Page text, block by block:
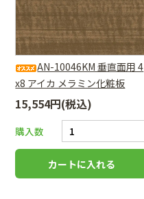
AN-10046KM 垂直面用 4
x8 アイカ メラミン化粧板
15,554円(税込)
購入数